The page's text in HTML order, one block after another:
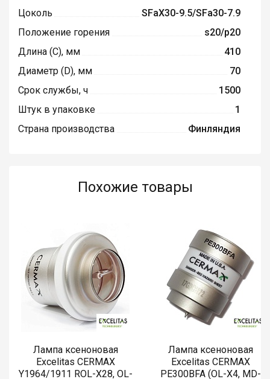
Цоколь
SFaX30-9.5/SFa30-7.9
Положение горения
s20/p20
Длина (C), мм
410
Диаметр (D), мм
70
Срок службы, ч
1500
Штук в упаковке
1
Страна производства
Финляндия
Похожие товары
Лампа ксеноновая
Excelitas CERMAX
Y1964/1911 ROL-X28, OL-
Лампа ксеноновая
Excelitas CERMAX
PE300BFA (OL-X4, MD-